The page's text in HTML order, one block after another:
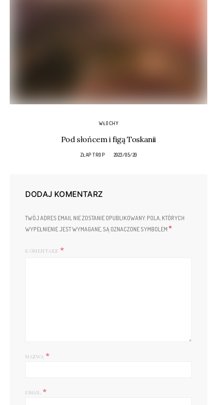
WŁOCHY
Pod słońcem i figą Toskanii
ZŁAP TROP 2023/05/20
DODAJ KOMENTARZ
TWÓJ ADRES EMAIL NIE ZOSTANIE OPUBLIKOWANY. POLA, KTÓRYCH
WYPEŁNIENIE JEST WYMAGANE, SĄ OZNACZONE SYMBOLEM *
KOMENTARZ
NAZWA *
EMAIL *